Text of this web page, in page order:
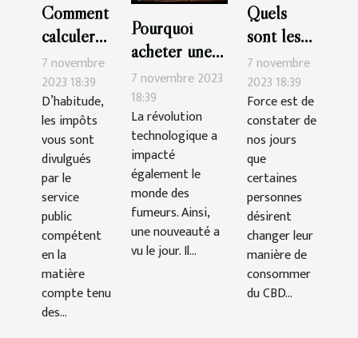
Comment
calculer
soi-même
son impôt
en
France ?
7 novembre
2023 18:39
D’habitude,
les impôts
vous sont
divulgués
par le
service
public
compétent
en la
matière
compte tenu
des...
Pourquoi
acheter une
cigarette
électronique ?
7 novembre 2023
18:39
La révolution
technologique a
impacté
également le
monde des
fumeurs. Ainsi,
une nouveauté a
vu le jour. Il...
Quels
sont les
bienfaits
du thé au
CBD ?
7 novembre
2023 18:39
Force est de
constater de
nos jours
que
certaines
personnes
désirent
changer leur
manière de
consommer
du CBD...